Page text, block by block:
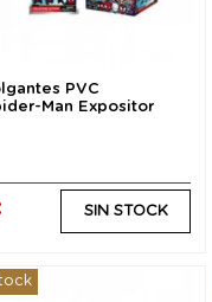
PVC
Man Expositor
SIN STOCK